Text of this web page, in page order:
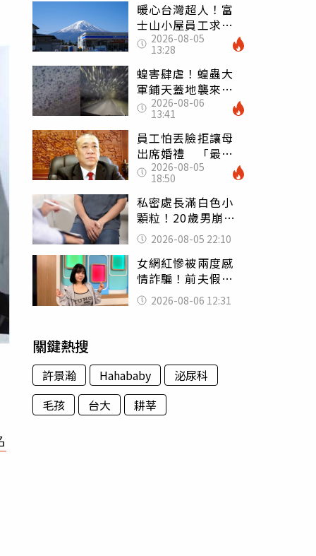
暖心台灣超人！富
士山小屋員工求助
「想活下去」 山
友狂背物資上山：
台灣真的是寶島
2026-08-05
13:28
蝗害肆虐！蝗蟲大
軍鋪天蓋地襲來宛
如末日 網驚：聖
經十災
2026-08-06
13:41
員工怕丟臉拒讓母
出席婚禮 「最愛
發錢老闆」震怒開
除：我看不起你
2026-08-05
18:50
私密處長滿白色小
顆粒！20歲男崩潰
求診 醫曝5大真相
別再誤會
2026-08-05 22:10
女網紅慘被兩度感
情詐騙！前夫假割
頸詐光200萬再遇假
富商「養套殺2000
2026-08-06 12:31
關鍵熱搜
許景瀚 Hahababy
泌尿科
毛孩
台大 耕莘